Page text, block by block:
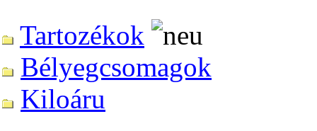
Tartozékok
Bélyegcsomagok
Kiloáru